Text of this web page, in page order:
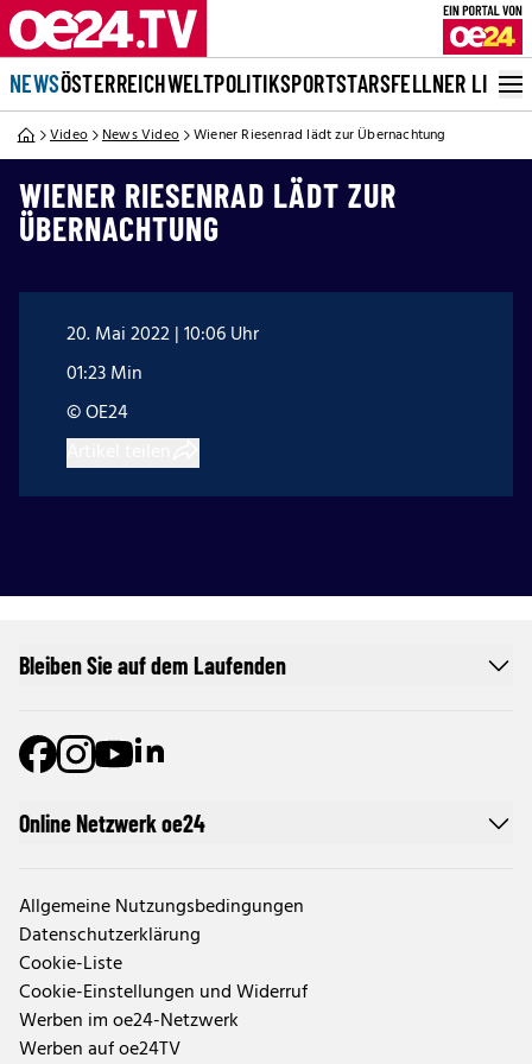
NEWSÖSTERREICHWELTPOLITIKSPORTSTARSFELLNER LIVE
Video News Video Wiener Riesenrad lädt zur Übernachtung
WIENER RIESENRAD LÄDT ZUR
ÜBERNACHTUNG
20. Mai 2022 | 10:06 Uhr
01:23 Min
© OE24
Online Netzwerk oe24
Allgemeine Nutzungsbedingungen
Datenschutzerklärung
Cookie-Liste
Cookie-Einstellungen und Widerruf
Werben im oe24-Netzwerk
Werben auf oe24TV
Bleiben Sie auf dem Laufenden